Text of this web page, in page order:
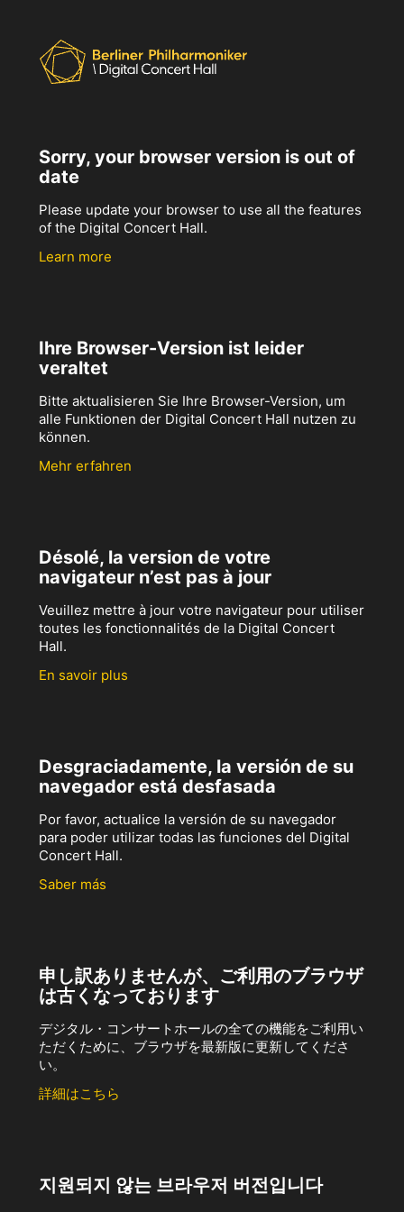
Sorry, your browser version is out of
date
Please update your browser to use all the features
of the Digital Concert Hall.
Learn more
Ihre Browser-Version ist leider
veraltet
Bitte aktualisieren Sie Ihre Browser-Version, um
alle Funktionen der Digital Concert Hall nutzen zu
können.
Mehr erfahren
Désolé, la version de votre
navigateur n’est pas à jour
Veuillez mettre à jour votre navigateur pour utiliser
toutes les fonctionnalités de la Digital Concert
Hall.
En savoir plus
Desgraciadamente, la versión de su
navegador está desfasada
Por favor, actualice la versión de su navegador
para poder utilizar todas las funciones del Digital
Concert Hall.
Saber más
申し訳ありませんが、ご利用のブラウザ
は古くなっております
デジタル・コンサートホールの全ての機能をご利用い
ただくために、ブラウザを最新版に更新してくださ
い。
詳細はこちら
지원되지 않는 브라우저 버전입니다